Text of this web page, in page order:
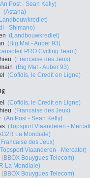
Post - Sean Kelly)
(Astana)
- Shimano)
(Landbouwkrediet)
(Big Mat - Auber 93)
PRO Cycling Team)
(Francaise des Jeux)
(Big Mat - Auber 93)
(Cofidis, le Credit en Ligne)
(Cofidis, le Credit en Ligne)
(Francaise des Jeux)
(An Post - Sean Kelly)
(Topsport Vlaanderen -
La Mondiale)
des Jeux)
Vlaanderen - Mercator)
(BBOX Bouygues Telecom)
La Mondiale)
(BBOX Bouygues Telecom)